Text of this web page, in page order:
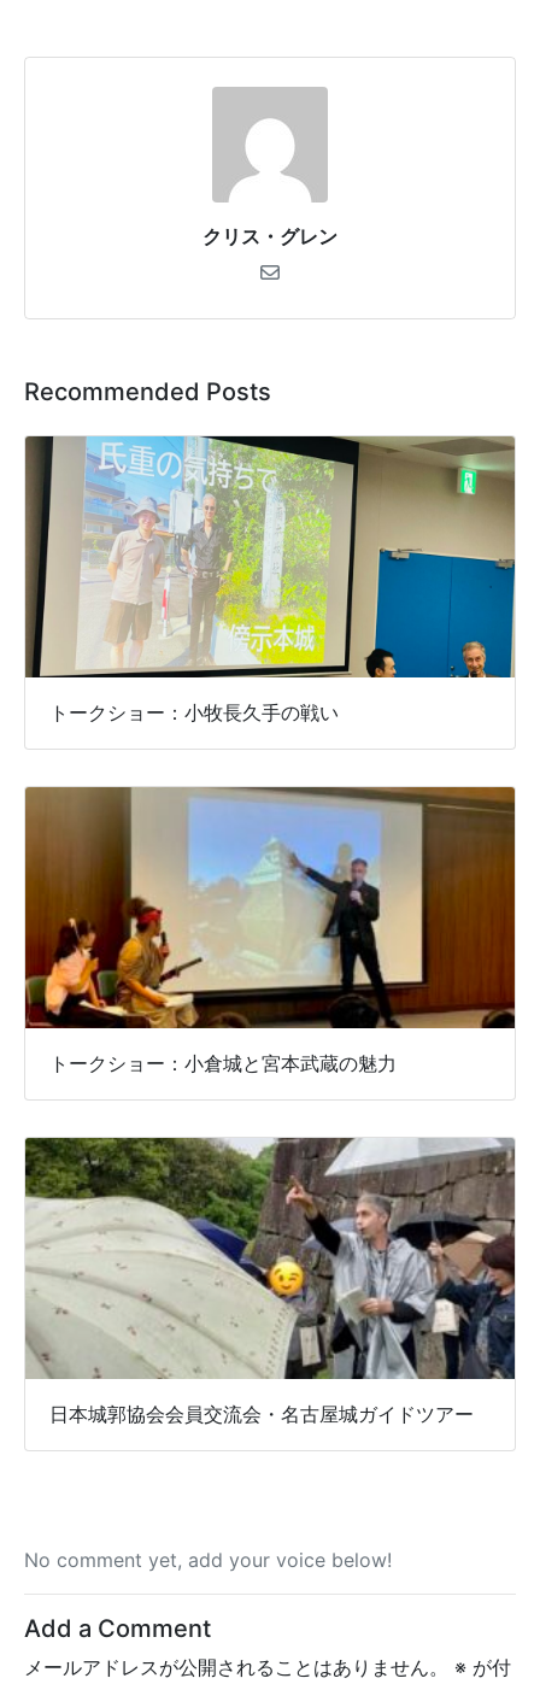
クリス・グレン
Recommended Posts
トークショー：小牧長久手の戦い
トークショー：小倉城と宮本武蔵の魅力
日本城郭協会会員交流会・名古屋城ガイドツアー
No comment yet, add your voice below!
Add a Comment
メールアドレスが公開されることはありません。 ※ が付